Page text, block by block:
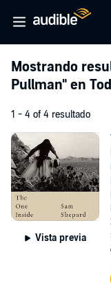
Mostrando
Pullman" en
1 - 4 of 4 resultado
Vista previa